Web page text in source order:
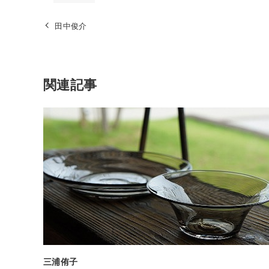
田中俊介
関連記事
三浦侑子